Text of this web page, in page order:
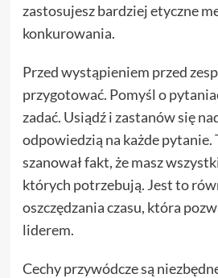
zastosujesz bardziej etyczne
konkurowania.
Przed wystąpieniem przed
przygotować. Pomyśl o
zadać. Usiądź i zastanów się
odpowiedzią na każde pytanie.
szanował fakt, że masz
których potrzebują. Jest to
oszczędzania czasu, która
liderem.
Cechy przywódcze są